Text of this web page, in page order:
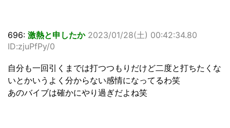
696: 激熱と申したか 2023/01/28(土) 00:42:34.80
ID:zjuPfPy/0
自分も一回引くまでは打つつもりだけど二度と打ちたくな
いとかいうよく分からない感情になってるわ笑
あのバイブは確かにやり過ぎだよね笑